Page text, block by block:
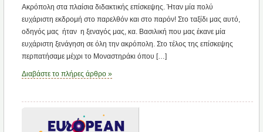
Ακρόπολη στα πλαίσια διδακτικής επίσκεψης. Ήταν μία πολύ
ευχάριστη εκδρομή στο παρελθόν και στο παρόν! Στο ταξίδι μας αυτό,
οδηγός μας ήταν η ξεναγός μας, κα. Βασιλική που μας έκανε μία
ευχάριστη ξενάγηση σε όλη την ακρόπολη. Στο τέλος της επίσκεψης
περπατήσαμε μέχρι το Μοναστηράκι όπου […]
Διαβάστε το πλήρες άρθρο »